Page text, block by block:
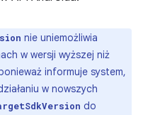
nie uniemożliwia
w wersji wyższej niż
informuje system,
w nowszych
do